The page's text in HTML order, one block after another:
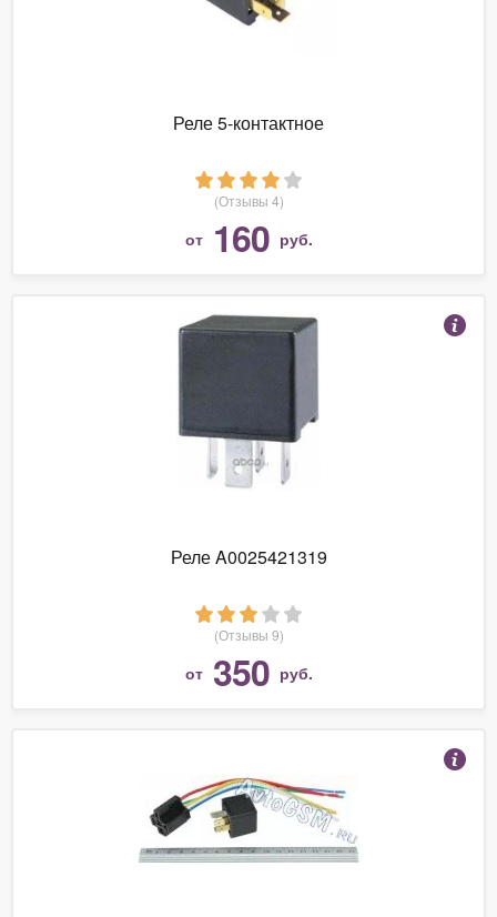
Реле 5-контактное
(Отзывы 4)
от 160 руб.
Реле A0025421319
(Отзывы 9)
от 350 руб.